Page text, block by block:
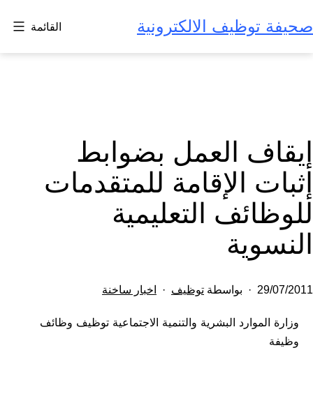
إلى
المحتوى
صحيفة توظيف الالكترونية القائمة
إيقاف العمل بضوابط
إثبات الإقامة للمتقدمات
للوظائف التعليمية
النسوية
تم
في
29/07/2011 بواسطة توظيف
مصنف
اخبار ساخنة
وزارة الموارد البشرية والتنمية الاجتماعية توظيف وظائف
وظيفة